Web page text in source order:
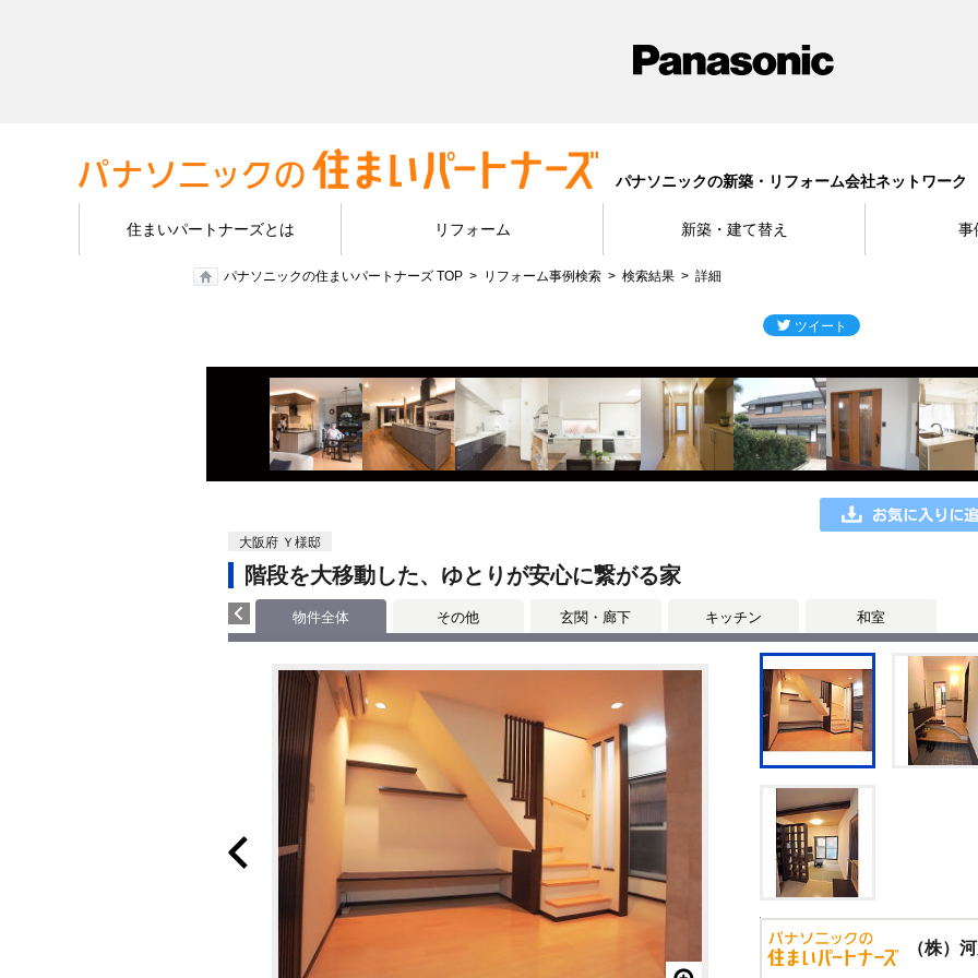
パナソニックの新築・リフォーム会社ネットワーク
住まいパートナーズとは リフォーム 新築・建て替え 事
パナソニックの住まいパートナーズ TOP リフォーム事例検索 検索結果 詳細
大阪府 Ｙ様邸
階段を大移動した、ゆとりが安心に繋がる家
物件全体 その他 玄関・廊下 キッチン 和室
（株）